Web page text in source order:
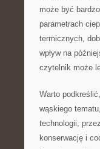
może być
parametrach
termicznych,
wpływ na
czytelnik może
Warto
wąskiego
technologii,
konserwację i